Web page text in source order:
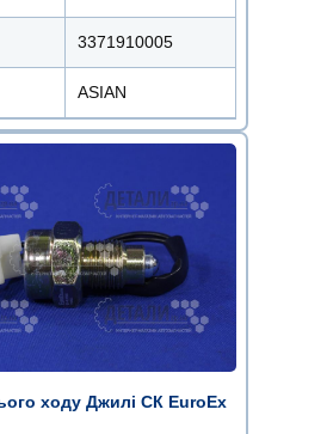
3371910005
ASIAN
ходу Джилі СК EuroEx